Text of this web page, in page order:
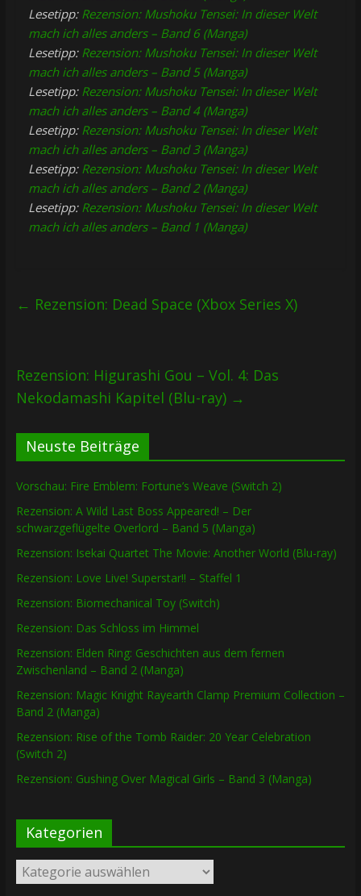
Lesetipp: Rezension: Mushoku Tensei: In dieser Welt
mach ich alles anders – Band 6 (Manga)
Lesetipp: Rezension: Mushoku Tensei: In dieser Welt
mach ich alles anders – Band 5 (Manga)
Lesetipp: Rezension: Mushoku Tensei: In dieser Welt
mach ich alles anders – Band 4 (Manga)
Lesetipp: Rezension: Mushoku Tensei: In dieser Welt
mach ich alles anders – Band 3 (Manga)
Lesetipp: Rezension: Mushoku Tensei: In dieser Welt
mach ich alles anders – Band 2 (Manga)
Lesetipp: Rezension: Mushoku Tensei: In dieser Welt
mach ich alles anders – Band 1 (Manga)
← Rezension: Dead Space (Xbox Series X)
Rezension: Higurashi Gou – Vol. 4: Das
Nekodamashi Kapitel (Blu-ray) →
Neuste Beiträge
Vorschau: Fire Emblem: Fortune’s Weave (Switch 2)
Rezension: A Wild Last Boss Appeared! – Der
schwarzgeflügelte Overlord – Band 5 (Manga)
Rezension: Isekai Quartet The Movie: Another World (Blu-ray)
Rezension: Love Live! Superstar!! – Staffel 1
Rezension: Biomechanical Toy (Switch)
Rezension: Das Schloss im Himmel
Rezension: Elden Ring: Geschichten aus dem fernen
Zwischenland – Band 2 (Manga)
Rezension: Magic Knight Rayearth Clamp Premium Collection –
Band 2 (Manga)
Rezension: Rise of the Tomb Raider: 20 Year Celebration
(Switch 2)
Rezension: Gushing Over Magical Girls – Band 3 (Manga)
Kategorien
Kategorien